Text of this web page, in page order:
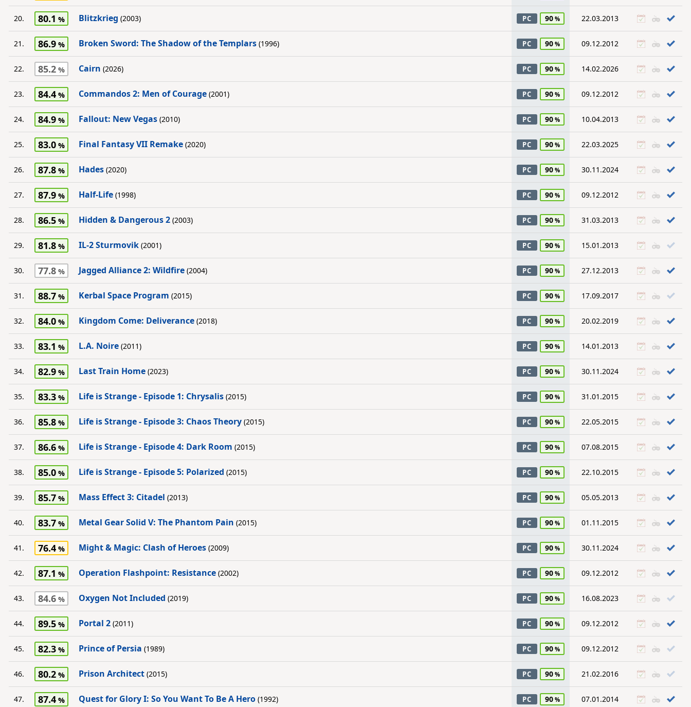
20. 80.1 Blitzkrieg (2003) PC 90 22.03.2013
21. 86.9 Broken Sword: The Shadow of the Templars (1996) PC 90 09.12.2012
22. 85.2 Cairn (2026) PC 90 14.02.2026
23. 84.4 Commandos 2: Men of Courage (2001) PC 90 09.12.2012
24. 84.9 Fallout: New Vegas (2010) PC 90 10.04.2013
25. 83.0 Final Fantasy VII Remake (2020) PC 90 22.03.2025
26. 87.8 Hades (2020) PC 90 30.11.2024
27. 87.9 Half-Life (1998) PC 90 09.12.2012
28. 86.5 Hidden & Dangerous 2 (2003) PC 90 31.03.2013
29. 81.8 IL-2 Sturmovik (2001) PC 90 15.01.2013
30. 77.8 Jagged Alliance 2: Wildfire (2004) PC 90 27.12.2013
31. 88.7 Kerbal Space Program (2015) PC 90 17.09.2017
32. 84.0 Kingdom Come: Deliverance (2018) PC 90 20.02.2019
33. 83.1 L.A. Noire (2011) PC 90 14.01.2013
34. 82.9 Last Train Home (2023) PC 90 30.11.2024
35. 83.3 Life is Strange - Episode 1: Chrysalis (2015) PC 90 31.01.2015
36. 85.8 Life is Strange - Episode 3: Chaos Theory (2015) PC 90 22.05.2015
37. 86.6 Life is Strange - Episode 4: Dark Room (2015) PC 90 07.08.2015
38. 85.0 Life is Strange - Episode 5: Polarized (2015) PC 90 22.10.2015
39. 85.7 Mass Effect 3: Citadel (2013) PC 90 05.05.2013
40. 83.7 Metal Gear Solid V: The Phantom Pain (2015) PC 90 01.11.2015
41. 76.4 Might & Magic: Clash of Heroes (2009) PC 90 30.11.2024
42. 87.1 Operation Flashpoint: Resistance (2002) PC 90 09.12.2012
43. 84.6 Oxygen Not Included (2019) PC 90 16.08.2023
44. 89.5 Portal 2 (2011) PC 90 09.12.2012
45. 82.3 Prince of Persia (1989) PC 90 09.12.2012
46. 80.2 Prison Architect (2015) PC 90 21.02.2016
47. 87.4 Quest for Glory I: So You Want To Be A Hero (1992) PC 90 07.01.2014